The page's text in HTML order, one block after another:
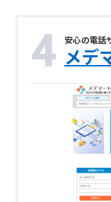
安心の電話
メデ